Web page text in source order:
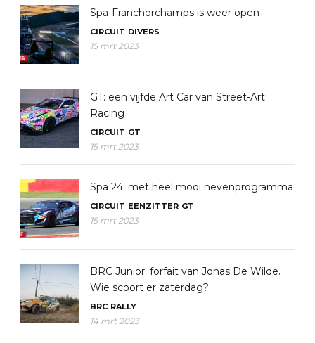
Spa-Franchorchamps is weer open
CIRCUIT DIVERS
15 mrt 2023
GT: een vijfde Art Car van Street-Art
Racing
CIRCUIT GT
15 mrt 2023
Spa 24: met heel mooi nevenprogramma
CIRCUIT EENZITTER GT
15 mrt 2023
BRC Junior: forfait van Jonas De Wilde.
Wie scoort er zaterdag?
BRC RALLY
14 mrt 2023